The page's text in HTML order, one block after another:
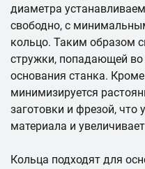
диаметра
свободно, с
кольцо. Таким образом
стружки, попадающей
основания станка.
минимизируется
заготовки и фрезой,
материала и
Кольца подходят для